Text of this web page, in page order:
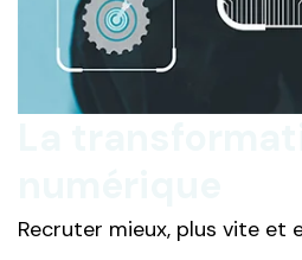
Recruter mieux, plus vite et